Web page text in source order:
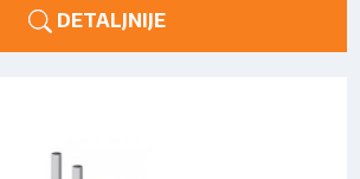
DETALJNIJE